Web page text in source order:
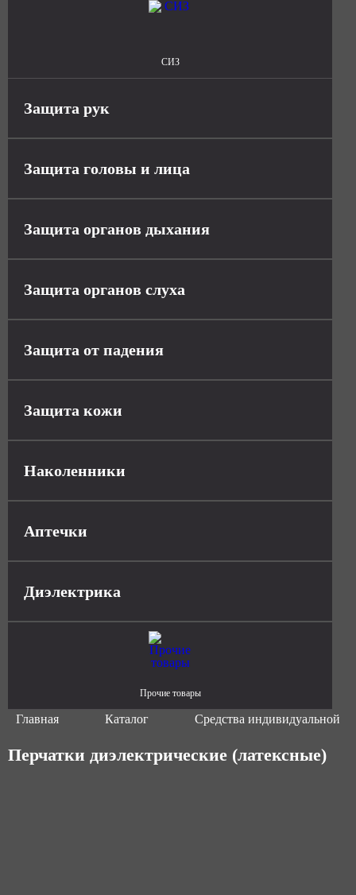
СИЗ
Защита рук
Защита головы и лица
Защита органов дыхания
Защита органов слуха
Защита от падения
Защита кожи
Наколенники
Аптечки
Диэлектрика
Прочие товары
Главная Каталог Средства индивидуальной
Перчатки диэлектрические (латексные)